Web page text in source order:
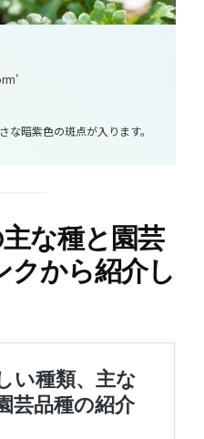
な暗紫色の斑点が入ります。
な種と園芸
クから紹介し